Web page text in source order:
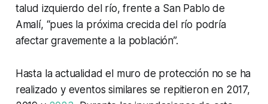
talud izquierdo del río, frente a San Pablo de
Amalí, “pues la próxima crecida del río podría
afectar gravemente a la población”.
Hasta la actualidad el muro de protección no se ha
realizado y eventos similares se repitieron en 2017,